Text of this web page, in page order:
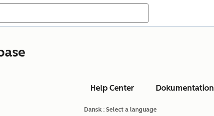
Help Center Dokumentation
Dansk : Select a language